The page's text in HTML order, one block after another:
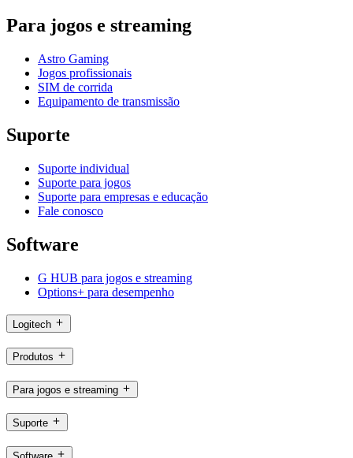
Para jogos e streaming
Astro Gaming
Jogos profissionais
SIM de corrida
Equipamento de transmissão
Suporte
Suporte individual
Suporte para jogos
Suporte para empresas e educação
Fale conosco
Software
G HUB para jogos e streaming
Options+ para desempenho
Logitech
Produtos
Para jogos e streaming
Suporte